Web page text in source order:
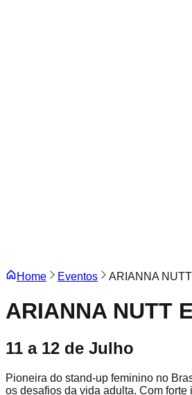
Home Eventos ARIANNA
ARIANNA NUTT
11 a 12 de Julho
Pioneira do stand-up feminino no
os desafios da vida adulta. Com